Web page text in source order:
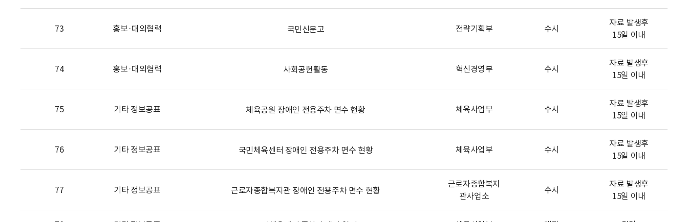
73 홍보·대외협력 국민신문고 전략기획부 수시
자료 발생후
15일 이내
74 홍보·대외협력 사회공헌활동 혁신경영부 수시
자료 발생후
15일 이내
75 기타 정보공표 체육공원 장애인 전용주차 면수 현황 체육사업부 수시
자료 발생후
15일 이내
76 기타 정보공표 국민체육센터 장애인 전용주차 면수 현황 체육사업부 수시
자료 발생후
15일 이내
77 기타 정보공표 근로자종합복지관 장애인 전용주차 면수 현황
근로자종합복지
관사업소
수시
자료 발생후
15일 이내